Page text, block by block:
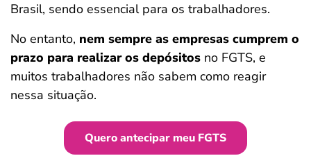
Brasil, sendo essencial para os trabalhadores.
No entanto, nem sempre as empresas cumprem o
prazo para realizar os depósitos no FGTS, e
muitos trabalhadores não sabem como reagir
nessa situação.
Quero antecipar meu FGTS